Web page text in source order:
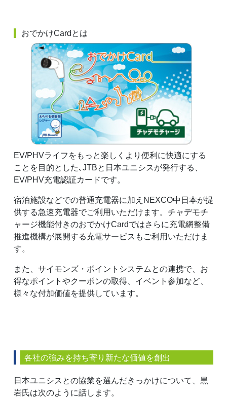
おでかけCardとは
EV/PHVライフをもっと楽しくより便利に快適にする
ことを目的とした､JTBと日本ユニシスが発行する、
EV/PHV充電認証カードです。
宿泊施設などでの普通充電器に加えNEXCO中日本が提
供する急速充電器でご利用いただけます。チャデモチ
ャージ機能付きのおでかけCardではさらに充電網整備
推進機構が展開する充電サービスもご利用いただけま
す。
また、サイモンズ・ポイントシステムとの連携で、お
得なポイントやクーポンの取得、イベント参加など、
様々な付加価値を提供しています。
各社の強みを持ち寄り新たな価値を創出
日本ユニシスとの協業を選んだきっかけについて、黒
岩氏は次のように話します。